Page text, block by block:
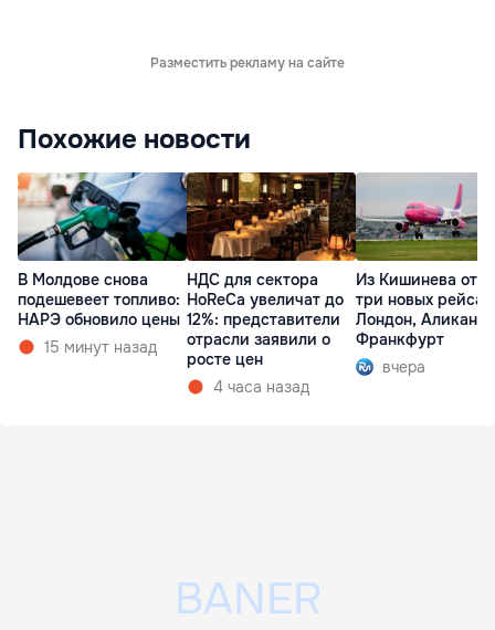
Разместить рекламу на сайте
Похожие новости
В Молдове снова
подешевеет топливо:
НАРЭ обновило цены
15 минут назад
НДС для сектора
HoReCa увеличат до
12%: представители
отрасли заявили о
росте цен
4 часа назад
Из Кишинева
три новых рейса
Лондон,
Франкфурт
вчера